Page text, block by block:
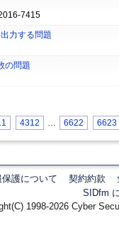
7415
力する問題
の問題
4312 … 6622 6623
護について 契約約款
SIDfm
1998-2026 Cyber